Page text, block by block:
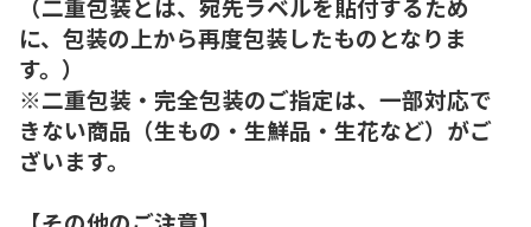
（二重包装とは、宛先ラベルを貼付するため
に、包装の上から再度包装したものとなりま
す。）
※二重包装・完全包装のご指定は、一部対応で
きない商品（生もの・生鮮品・生花など）がご
ざいます。